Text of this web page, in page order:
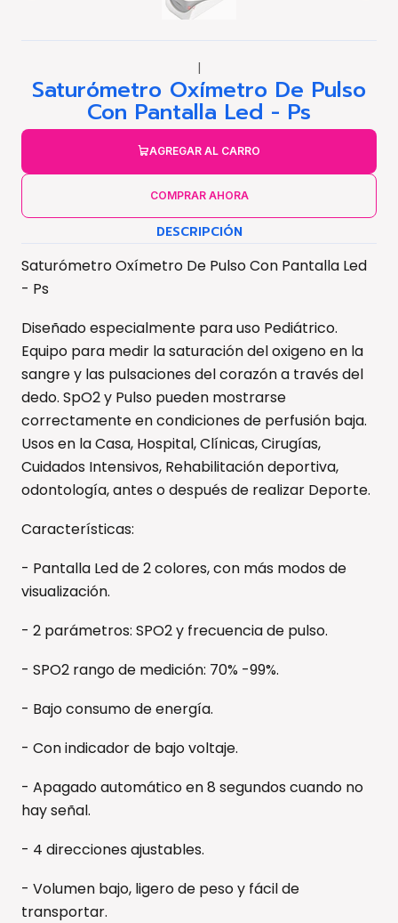
|
Saturómetro Oxímetro De Pulso
Con Pantalla Led - Ps
AGREGAR AL CARRO
COMPRAR AHORA
DESCRIPCIÓN
Saturómetro Oxímetro De Pulso Con Pantalla Led
- Ps
Diseñado especialmente para uso Pediátrico.
Equipo para medir la saturación del oxigeno en la
sangre y las pulsaciones del corazón a través del
dedo. SpO2 y Pulso pueden mostrarse
correctamente en condiciones de perfusión baja.
Usos en la Casa, Hospital, Clínicas, Cirugías,
Cuidados Intensivos, Rehabilitación deportiva,
odontología, antes o después de realizar Deporte.
Características:
- Pantalla Led de 2 colores, con más modos de
visualización.
- 2 parámetros: SPO2 y frecuencia de pulso.
- SPO2 rango de medición: 70% -99%.
- Bajo consumo de energía.
- Con indicador de bajo voltaje.
- Apagado automático en 8 segundos cuando no
hay señal.
- 4 direcciones ajustables.
- Volumen bajo, ligero de peso y fácil de
transportar.